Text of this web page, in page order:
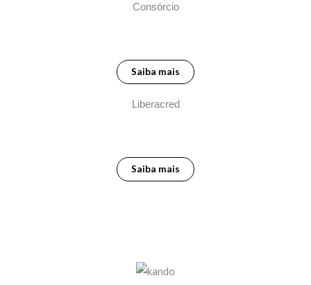
Consórcio
Saiba mais
Liberacred
Saiba mais